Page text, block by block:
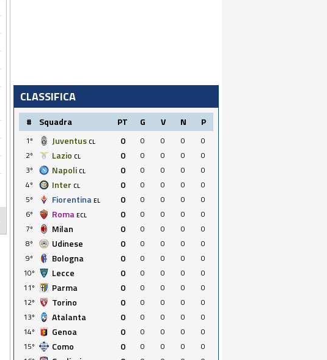
CLASSIFICA
# Squadra PT G V N P
1º Juventus CL 0 0 0 0
0
2º
Lazio CL 0 0 0 0
0
3º
Napoli CL 0 0 0 0
0
4º
Inter CL 0 0 0 0
0
5º
Fiorentina EL 0 0 0 0
0
6º
Roma ECL 0 0 0 0
0
7º
Milan 0 0 0 0
0
8º
Udinese 0 0 0 0
0
9º
Bologna 0 0 0 0
0
10º
Lecce 0 0 0 0
0
11º
Parma 0 0 0 0
0
12º
Torino 0 0 0 0
0
13º
Atalanta 0 0 0 0
0
14º
Genoa 0 0 0 0
0
15º
Como 0 0 0 0
0